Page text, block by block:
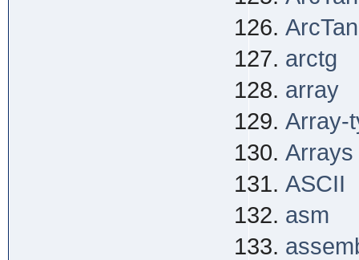
arctg
array
Array-
Arrays
ASCII
asm